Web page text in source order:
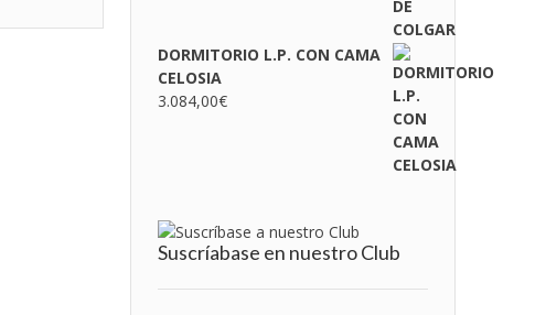
DORMITORIO L.P. CON CAMA
CELOSIA
3.084,00€
Suscríabase en nuestro Club